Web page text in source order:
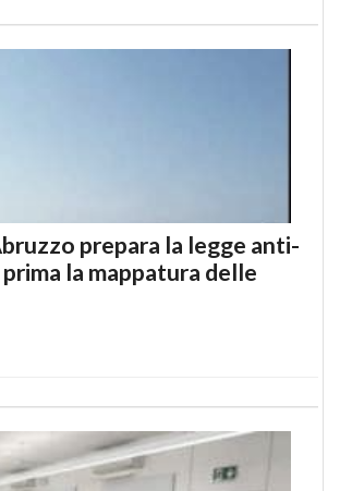
prepara la legge anti-
la mappatura delle